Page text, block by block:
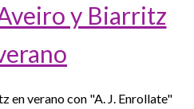
y Biarritz
en verano con "A. J. Enrollate"